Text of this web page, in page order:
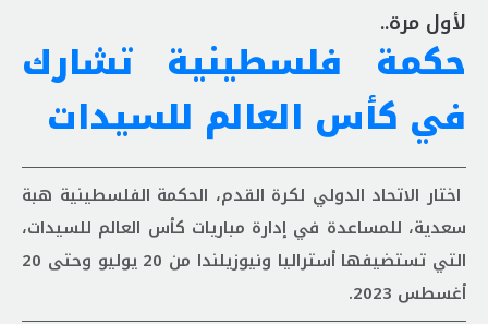
لأول مرة..
حكمة فلسطينية تشارك
في كأس العالم للسيدات
اختار الاتحاد الدولي لكرة القدم، الحكمة الفلسطينية هبة
سعدية، للمساعدة في إدارة مباريات كأس العالم للسيدات،
التي تستضيفها أستراليا ونيوزيلندا من 20 يوليو وحتى 20
أغسطس 2023.